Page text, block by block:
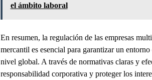
el ámbito laboral
En resumen, la regulación de las empresas
mercantil es esencial para garantizar un
nivel global. A través de normativas claras y
responsabilidad corporativa y proteger los